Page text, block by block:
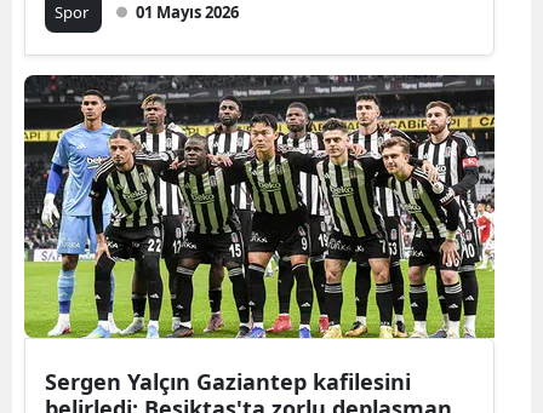
Spor 01 Mayıs 2026
Sergen Yalçın Gaziantep kafilesini